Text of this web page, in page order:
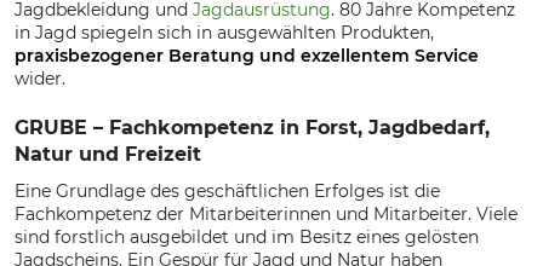
Jagdbekleidung und Jagdausrüstung. 80 Jahre Kompetenz
in Jagd spiegeln sich in ausgewählten Produkten,
praxisbezogener Beratung und exzellentem Service
wider.
GRUBE – Fachkompetenz in Forst, Jagdbedarf,
Natur und Freizeit
Eine Grundlage des geschäftlichen Erfolges ist die
Fachkompetenz der Mitarbeiterinnen und Mitarbeiter. Viele
sind forstlich ausgebildet und im Besitz eines gelösten
Jagdscheins. Ein Gespür für Jagd und Natur haben